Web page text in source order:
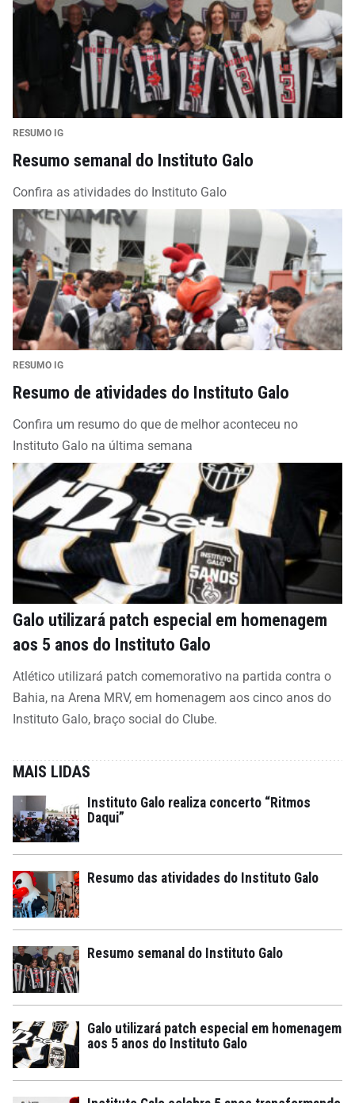
RESUMO IG
Resumo semanal do Instituto Galo
Confira as atividades do Instituto Galo
RESUMO IG
Resumo de atividades do Instituto Galo
Confira um resumo do que de melhor aconteceu no
Instituto Galo na última semana
Galo utilizará patch especial em homenagem
aos 5 anos do Instituto Galo
Atlético utilizará patch comemorativo na partida contra o
Bahia, na Arena MRV, em homenagem aos cinco anos do
Instituto Galo, braço social do Clube.
MAIS LIDAS
Instituto Galo realiza concerto “Ritmos
Daqui”
Resumo das atividades do Instituto Galo
Resumo semanal do Instituto Galo
Galo utilizará patch especial em homenagem
aos 5 anos do Instituto Galo